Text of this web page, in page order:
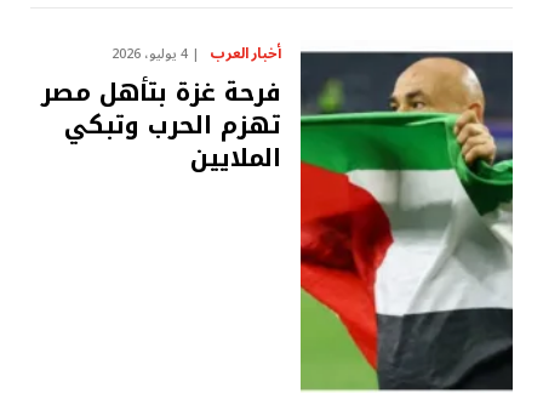
أخبار العرب 4 يوليو، 2026
فرحة غزة بتأهل مصر
تهزم الحرب وتبكي
الملايين